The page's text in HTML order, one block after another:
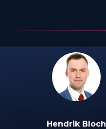
Hendrik Bloch